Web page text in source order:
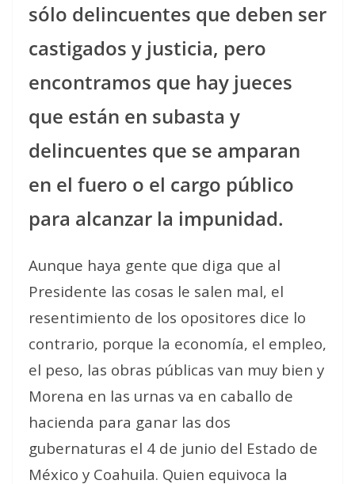
sólo delincuentes que deben ser
castigados y justicia, pero
encontramos que hay jueces
que están en subasta y
delincuentes que se amparan
en el fuero o el cargo público
para alcanzar la impunidad.
Aunque haya gente que diga que al
Presidente las cosas le salen mal, el
resentimiento de los opositores dice lo
contrario, porque la economía, el empleo,
el peso, las obras públicas van muy bien y
Morena en las urnas va en caballo de
hacienda para ganar las dos
gubernaturas el 4 de junio del Estado de
México y Coahuila. Quien equivoca la